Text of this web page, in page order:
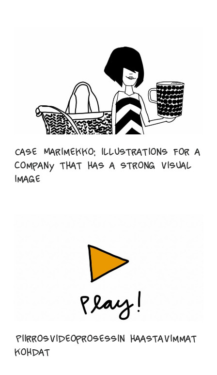
Case Marimekko: illustrations for a
company that has a strong visual
image
Piirrosvideoprosessin haastavimmat
kohdat